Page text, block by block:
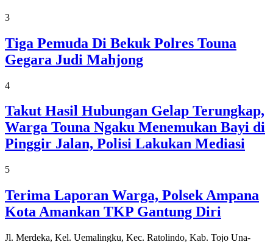
3
Tiga Pemuda Di Bekuk Polres Touna
Gegara Judi Mahjong
4
Takut Hasil Hubungan Gelap Terungkap,
Warga Touna Ngaku Menemukan Bayi di
Pinggir Jalan, Polisi Lakukan Mediasi
5
Terima Laporan Warga, Polsek Ampana
Kota Amankan TKP Gantung Diri
Jl. Merdeka, Kel. Uemalingku, Kec. Ratolindo, Kab. Tojo Una-